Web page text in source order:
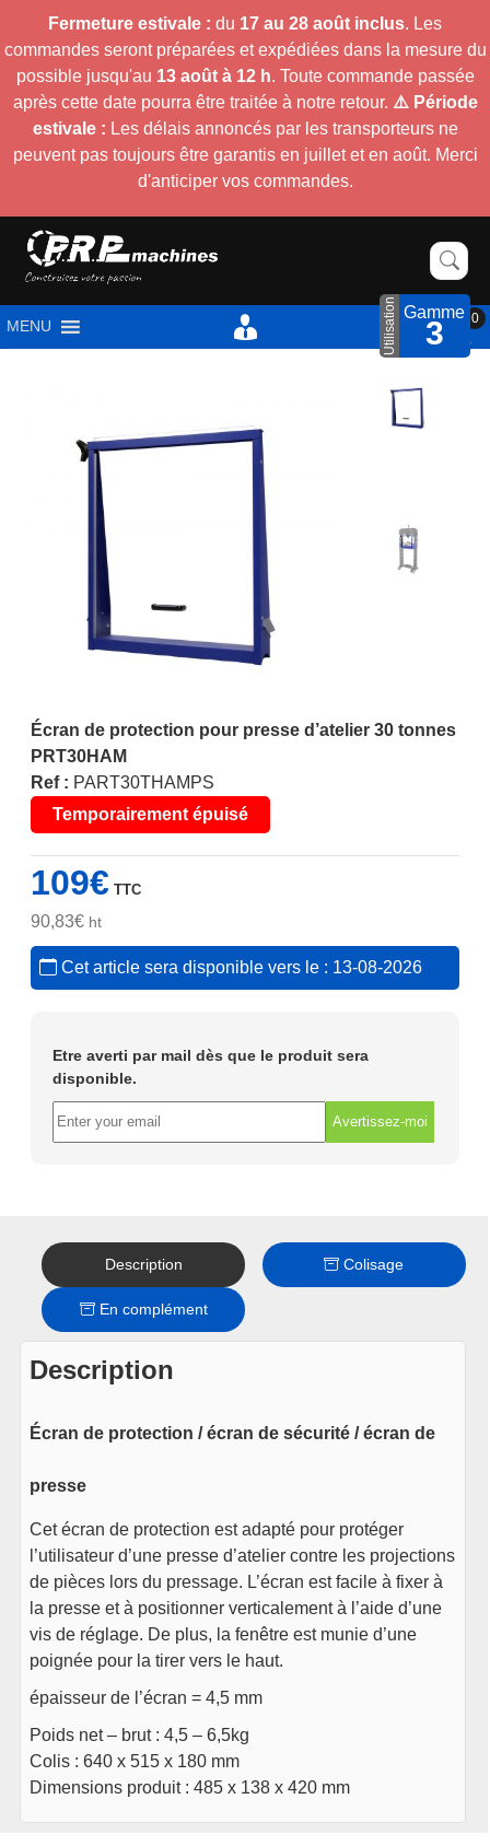
Fermeture estivale : du 17 au 28 août inclus. Les
commandes seront préparées et expédiées dans la mesure du
possible jusqu'au 13 août à 12 h. Toute commande passée
après cette date pourra être traitée à notre retour. ⚠️ Période
estivale : Les délais annoncés par les transporteurs ne
peuvent pas toujours être garantis en juillet et en août. Merci
d'anticiper vos commandes.
MENU 0
Écran de protection pour presse d’atelier 30 tonnes
PRT30HAM
Ref : PART30THAMPS
Temporairement épuisé
Utilisation Gamme
3
109€ TTC
90,83€ht
Cet article sera disponible vers le : 13-08-2026
Etre averti par mail dès que le produit sera
disponible.
Avertissez-moi
Description Colisage
En complément
Description
Écran de protection / écran de sécurité / écran de
presse
Cet écran de protection est adapté pour protéger
l’utilisateur d’une presse d’atelier contre les projections
de pièces lors du pressage. L’écran est facile à fixer à
la presse et à positionner verticalement à l’aide d’une
vis de réglage. De plus, la fenêtre est munie d’une
poignée pour la tirer vers le haut.
épaisseur de l’écran = 4,5 mm
Poids net – brut : 4,5 – 6,5kg
Colis : 640 x 515 x 180 mm
Dimensions produit : 485 x 138 x 420 mm